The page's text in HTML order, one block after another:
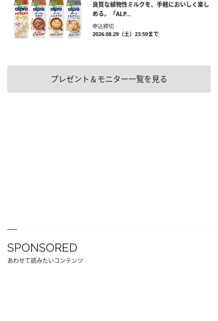
良質な植物性ミルクを、手軽においしく楽し
める。「ALP...
申込締切
2026.08.29（土）23:59まで
プレゼント＆モニター一覧を見る
SPONSORED
あわせて読みたいコンテンツ